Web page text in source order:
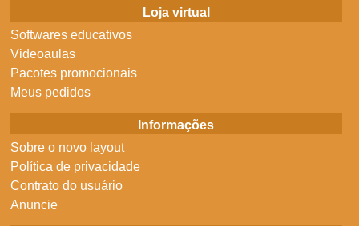
Loja virtual
Softwares educativos
Videoaulas
Pacotes promocionais
Meus pedidos
Informações
Sobre o novo layout
Política de privacidade
Contrato do usuário
Anuncie